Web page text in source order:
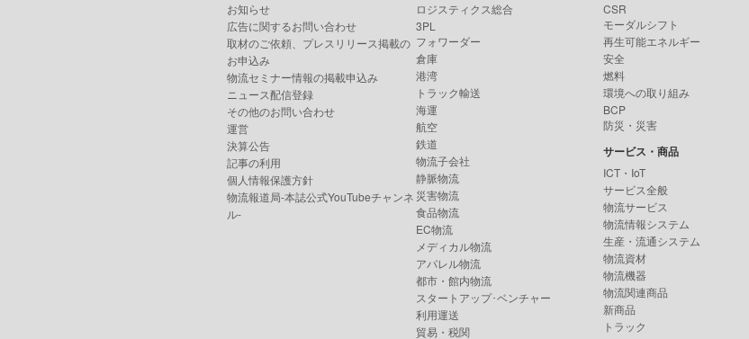
お知らせ
広告に関するお問い合わせ
取材のご依頼、プレスリリース掲載の
お申込み
物流セミナー情報の掲載申込み
ニュース配信登録
その他のお問い合わせ
運営
決算公告
記事の利用
個人情報保護方針
物流報道局-本誌公式YouTubeチャンネ
ル-
ロジスティクス総合
3PL
フォワーダー
倉庫
港湾
トラック輸送
海運
航空
鉄道
物流子会社
静脈物流
災害物流
食品物流
EC物流
メディカル物流
アパレル物流
都市・館内物流
スタートアップ･ベンチャー
利用運送
貿易・税関
CSR
モーダルシフト
再生可能エネルギー
安全
燃料
環境への取り組み
BCP
防災・災害
サービス・商品
ICT・IoT
サービス全般
物流サービス
物流情報システム
生産・流通システム
物流資材
物流機器
物流関連商品
新商品
トラック